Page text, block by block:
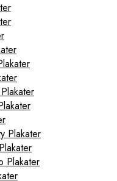
Plakater
Plakater